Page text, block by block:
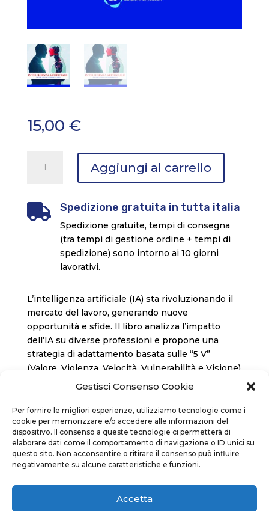
Gestisci Consenso Cookie
Per fornire le migliori esperienze, utilizziamo tecnologie come i
cookie per memorizzare e/o accedere alle informazioni del
dispositivo. Il consenso a queste tecnologie ci permetterà di
elaborare dati come il comportamento di navigazione o ID unici su
questo sito. Non acconsentire o ritirare il consenso può influire
negativamente su alcune caratteristiche e funzioni.
Accetta
15,00 €
Intelligenza
Artificiale
lavori
spariranno
quantità
Aggiungi al carrello
 Spedizione gratuita in tutta italia
Spedizione gratuite, tempi di consegna
(tra tempi di gestione ordine + tempi di
spedizione) sono intorno ai 10 giorni
lavorativi.
L’intelligenza artificiale (IA) sta rivoluzionando il
mercato del lavoro, generando nuove
opportunità e sfide. Il libro analizza l’impatto
dell’IA su diverse professioni e propone una
strategia di adattamento basata sulle “5 V”
(Valore, Violenza, Velocità, Vulnerabilità e Visione)
per gestire la transizione. Il testo si rivolge a
sottolineando l’importanza della formazione
continua e di un approccio consapevole alla
trasformazione digitale.
Pag. 108